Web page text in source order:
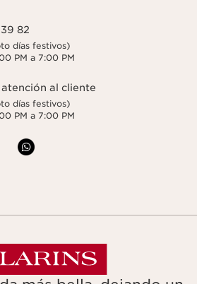
82
días festivos)
PM a 7:00 PM
al cliente
días festivos)
PM a 7:00 PM